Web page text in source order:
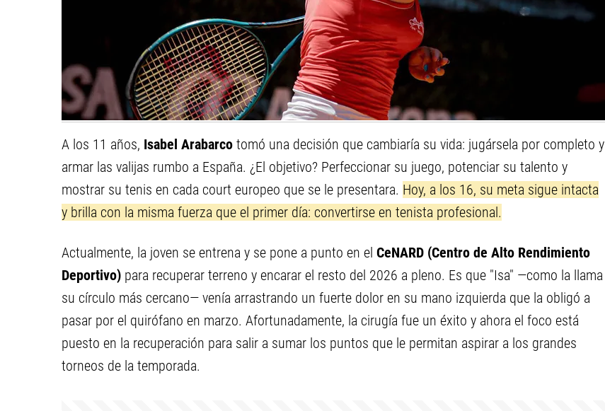
A los 11 años, Isabel Arabarco tomó una decisión que cambiaría su vida: jugársela por completo y
armar las valijas rumbo a España. ¿El objetivo? Perfeccionar su juego, potenciar su talento y
mostrar su tenis en cada court europeo que se le presentara. Hoy, a los 16, su meta sigue intacta
y brilla con la misma fuerza que el primer día: convertirse en tenista profesional.
Actualmente, la joven se entrena y se pone a punto en el CeNARD (Centro de Alto Rendimiento
Deportivo) para recuperar terreno y encarar el resto del 2026 a pleno. Es que "Isa" —como la llama
su círculo más cercano— venía arrastrando un fuerte dolor en su mano izquierda que la obligó a
pasar por el quirófano en marzo. Afortunadamente, la cirugía fue un éxito y ahora el foco está
puesto en la recuperación para salir a sumar los puntos que le permitan aspirar a los grandes
torneos de la temporada.